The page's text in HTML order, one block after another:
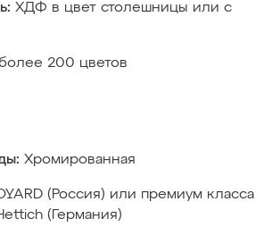
ХДФ в цвет столешницы или с
200 цветов
Хромированная
(Россия) или премиум класса
(Германия)